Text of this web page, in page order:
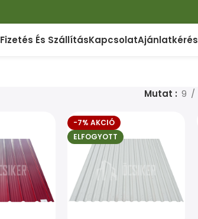
Fizetés És SzállításKapcsolatAjánlatkérés
Mutat 9
-7% AKCIÓ
ELFOGYOTT